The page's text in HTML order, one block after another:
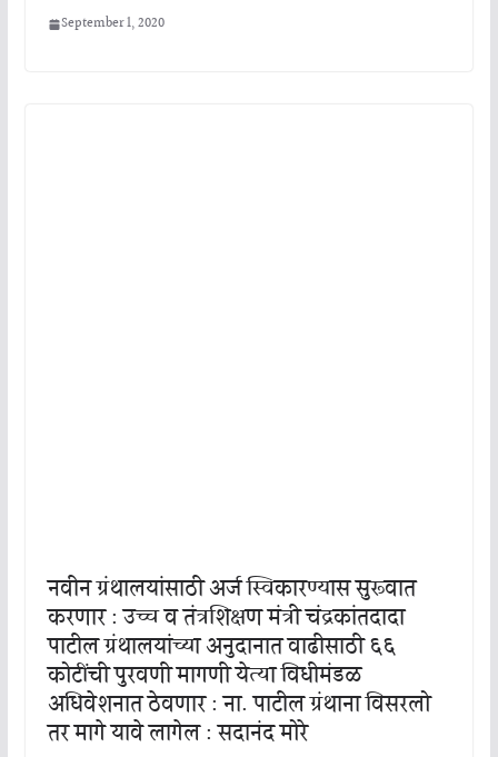
September 1, 2020
नवीन ग्रंथालयांसाठी अर्ज स्विकारण्यास सुरूवात
करणार : उच्च व तंत्रशिक्षण मंत्री चंद्रकांतदादा
पाटील ग्रंथालयांच्या अनुदानात वाढीसाठी ६६
कोटींची पुरवणी मागणी येत्या विधीमंडळ
अधिवेशनात ठेवणार : ना. पाटील ग्रंथाना विसरलो
तर मागे यावे लागेल : सदानंद मोरे